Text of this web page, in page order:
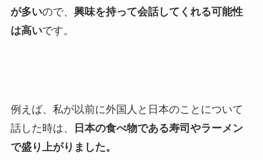
が多いので、 興味を持って会話してくれる可能性
は高いです。
例えば、私が以前に外国人と日本のことについて
話した時は、
日本の食べ物である寿司やラーメン
で盛り上がりました。